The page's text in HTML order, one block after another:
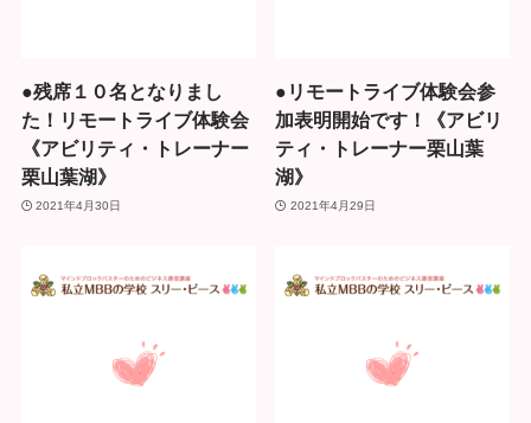
●残席１０名となりまし
た！リモートライブ体験会
《アビリティ・トレーナー
栗山葉湖》
2021年4月30日
●リモートライブ体験会参
加表明開始です！《アビリ
ティ・トレーナー栗山葉
湖》
2021年4月29日